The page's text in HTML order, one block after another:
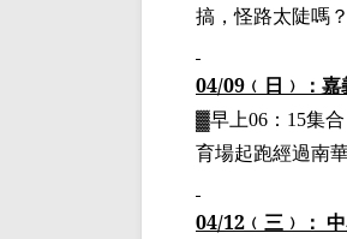
搞，怪路太陡嗎
04/09 ﹙ 日 ﹚ ：
▓早上06 ： 15集合
育場起跑經過南
04/12 ﹙ 三 ﹚ ：